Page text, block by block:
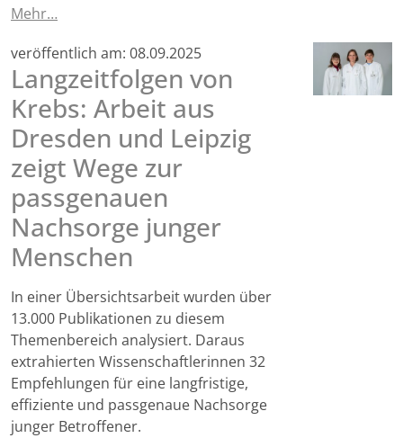
Mehr…
veröffentlich am: 08.09.2025
Langzeitfolgen von
Krebs: Arbeit aus
Dresden und Leipzig
zeigt Wege zur
passgenauen
Nachsorge junger
Menschen
In einer Übersichtsarbeit wurden über
13.000 Publikationen zu diesem
Themenbereich analysiert. Daraus
extrahierten Wissenschaftlerinnen 32
Empfehlungen für eine langfristige,
effiziente und passgenaue Nachsorge
junger Betroffener.